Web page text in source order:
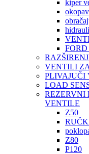
kiper
FORD
VENTILI
PLIVAJUČI
LOAD
REZERVNI
VENTILE
Z50
Z80
P120